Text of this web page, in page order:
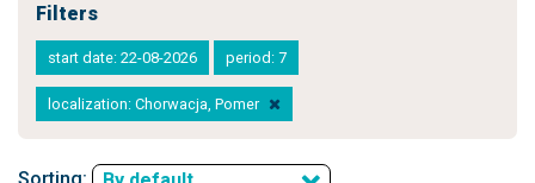
Filters
start date: 22-08-2026 period: 7
localization: Chorwacja, Pomer